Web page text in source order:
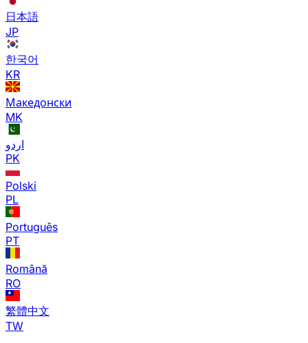
日本語
JP
한국어
KR
Македонски
MK
اردو
PK
Polski
PL
Português
PT
Română
RO
繁體中文
TW